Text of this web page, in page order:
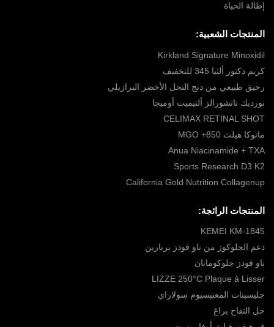
إطالة الحياة
المنتجات الشعبية:
Kirkland Signature Minoxidil
كريم دكتور ألثيا 345 للتخفيف
رحيق طبيعي من دنج النحل الأخضر البرازيلي
نورديك ناتشورالز ألتيميت أوميجا
CELIMAX RETINAL SHOT
مانوكا هيلث 850+ MGO
Anua Niacinamide + TXA
Sports Research D3 K2
California Gold Nutrition Collagenup
المنتجات الرائجة:
KEMEI KM-1845
دعم الجلوكوز من ناو فودز بربارين
ناو فودز جلوكومانان
LIZZE 250°C Plaque à Lisser
جليسينات المغنيسيوم سولاراي
خل التفاح براغ